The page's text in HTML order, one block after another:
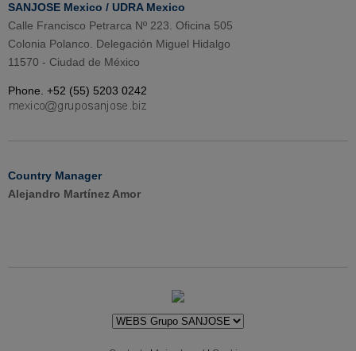
SANJOSE Mexico / UDRA Mexico
Calle Francisco Petrarca Nº 223. Oficina 505
Colonia Polanco. Delegación Miguel Hidalgo
11570 - Ciudad de México
Phone. +52 (55) 5203 0242
Country Manager
Alejandro Martínez Amor